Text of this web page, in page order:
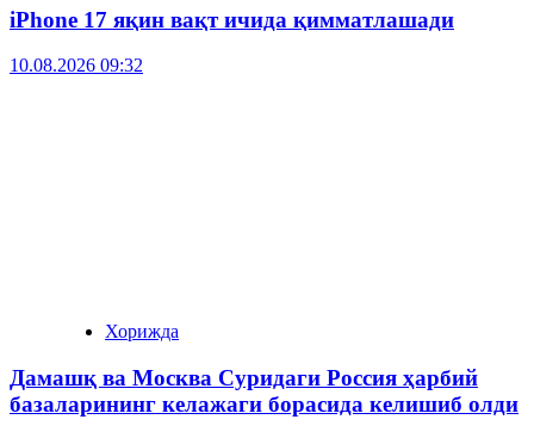
iPhone 17 яқин вақт ичида қимматлашади
10.08.2026 09:32
Хорижда
Дамашқ ва Москва Суридаги Россия ҳарбий
базаларининг келажаги борасида келишиб олди